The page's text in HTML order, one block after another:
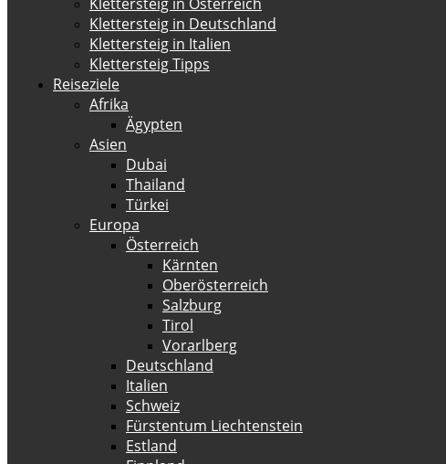
Klettersteig in Deutschland
Klettersteig in Italien
Klettersteig Tipps
Reiseziele
Afrika
Ägypten
Asien
Dubai
Thailand
Türkei
Europa
Österreich
Kärnten
Oberösterreich
Salzburg
Tirol
Vorarlberg
Deutschland
Italien
Schweiz
Fürstentum Liechtenstein
Estland